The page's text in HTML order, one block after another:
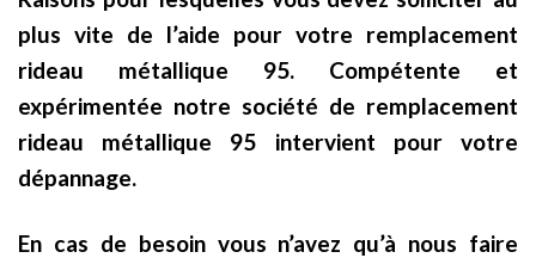
plus vite de l’aide pour votre remplacement
rideau métallique 95. Compétente et
expérimentée notre société de remplacement
rideau métallique 95 intervient pour votre
dépannage.
En cas de besoin vous n’avez qu’à nous faire